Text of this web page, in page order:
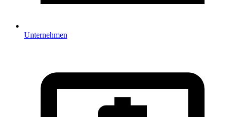
Unternehmen